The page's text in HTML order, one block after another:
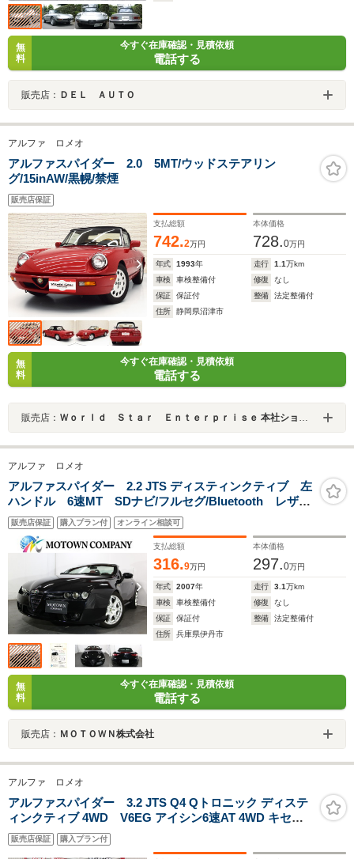
無
料
今すぐ在庫確認・見積依頼
電話する
販売店： ＤＥＬ ＡＵＴＯ
アルファ ロメオ
アルファスパイダー 2.0 5MT/ウッドステアリン
グ/15inAW/黒幌/禁煙
販売店保証
支払総額
742.2万円
本体価格
728.0万円
年式 1993年 走行 1.1万km
車検
車検整備付 修復
なし
保証
保証付 整備
法定整備付
住所
静岡県沼津市
無
料
今すぐ在庫確認・見積依頼
電話する
販売店： Ｗｏｒｌｄ Ｓｔａｒ Ｅｎｔｅｒｐｒｉｓｅ 本社ショールーム
アルファ ロメオ
アルファスパイダー 2.2 JTS ディスティンクティブ 左
ハンドル 6速MT SDナビ/フルセグ/Bluetooth レザー
シート/パワーシート/シートヒーター クルーズコントロ
ール リアコーナーセンサー 電動オープン/オートエア
コン/18インチAW
販売店保証 購入プラン付 オンライン相談可
支払総額
316.9万円
本体価格
297.0万円
年式 2007年 走行 3.1万km
車検
車検整備付 修復
なし
保証
保証付 整備
法定整備付
住所
兵庫県伊丹市
無
料
今すぐ在庫確認・見積依頼
電話する
販売店： ＭＯＴＯＷＮ株式会社
アルファ ロメオ
アルファスパイダー 3.2 JTS Q4 Qトロニック ディステ
ィンクティブ 4WD V6EG アイシン6速AT 4WD キセノ
ン TI用19AW ブレンボキャリパー レッドフラウレザーシ
ート パワーシート パドルシフト 2DINナビ パークセンサ
販売店保証 購入プラン付